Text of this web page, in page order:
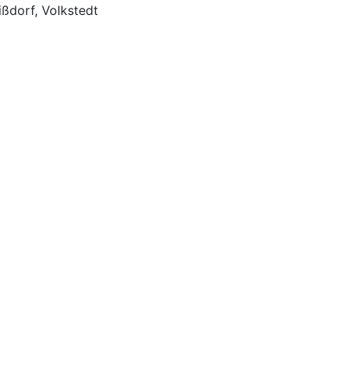
Volkstedt